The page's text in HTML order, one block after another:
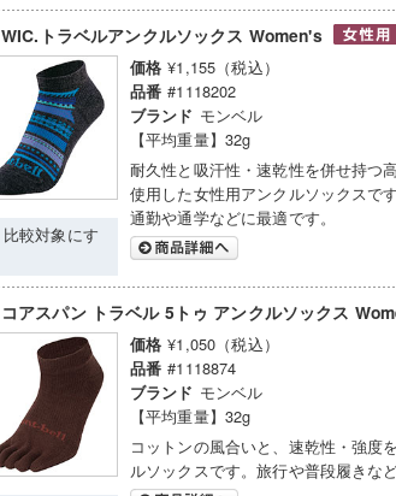
WIC.トラベルアンクルソックス Women's
比較対象にす
価格 ¥1,155（税込）
品番 #1118202
ブランド モンベル
【平均重量】32g
耐久性と吸汗性・速乾性を併せ持つ
使用した女性用アンクルソックスで
通勤や通学などに最適です。
コアスパン トラベル 5トゥ アンクルソックス
価格 ¥1,050（税込）
品番 #1118874
ブランド モンベル
【平均重量】32g
コットンの風合いと、速乾性・強度
ルソックスです。旅行や普段履きな